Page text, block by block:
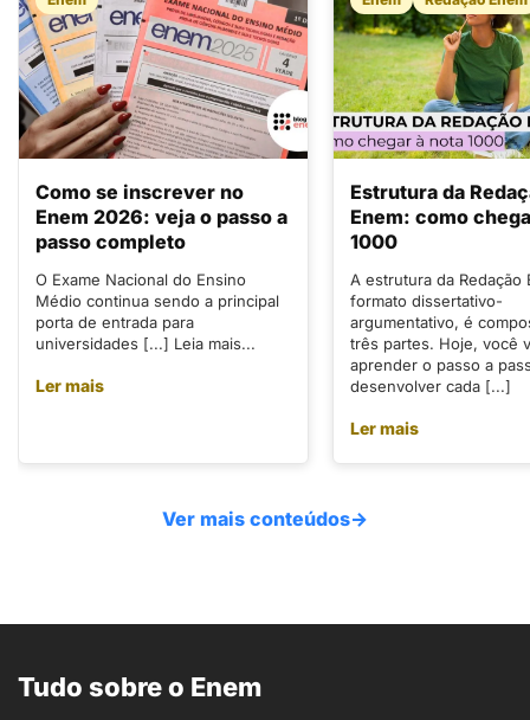
Como se inscrever no
Enem 2026: veja o passo a
passo completo
O Exame Nacional do Ensino
Médio continua sendo a principal
porta de entrada para
universidades [...] Leia mais...
Ler mais
Estrutura da
Enem: como
1000
A estrutura da Redação
formato dissertativo-
argumentativo, é
três partes. Hoje, você
aprender o passo a
desenvolver cada [...]
Ler mais
Ver mais conteúdos→
Tudo sobre o Enem